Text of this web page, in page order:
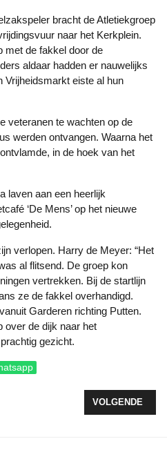
naar het Kerkplein.
met de fakkel door de
aldaar hadden er nauwelijks
Vrijheidsmarkt eiste al hun
werden ontvangen. Waarna het
in de hoek van het
‘De Mens’ op het nieuwe
al flitsend. De groep kon
vertrekken. Bij de startlijn
ze de fakkel overhandigd.
Garderen richting Putten.
over de dijk naar het
gezicht.
ZEEWOLDE GENIET VAN
VOLGENDE
VOLGENDE